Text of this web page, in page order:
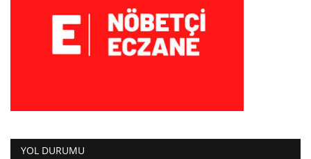
YOL DURUMU